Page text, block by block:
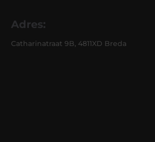
Adres:
Catharinatraat 9B, 4811XD Breda